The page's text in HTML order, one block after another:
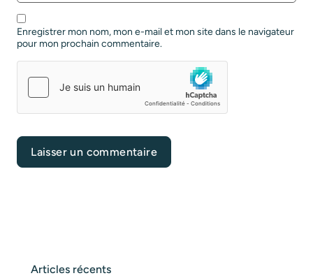
Enregistrer mon nom, mon e-mail et mon site dans le navigateur
pour mon prochain commentaire.
Articles récents